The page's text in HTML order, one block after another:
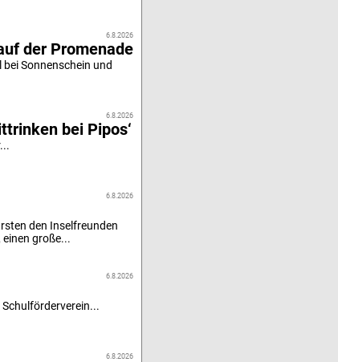
6.8.2026
der Promenade
Sonnenschein und
6.8.2026
bei Pipos‘
6.8.2026
den Inselfreunden
große...
6.8.2026
6.8.2026